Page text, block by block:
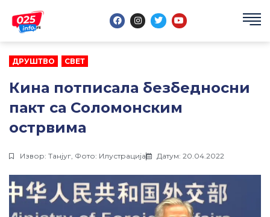
садржај
F
a
e
I
n
t
m
T
w
t
Y
o
t
ДРУШТВО СВЕТ
Кина потписала безбедносни
пакт са Соломонским
острвима
Извор: Tанјуг, Фото: Илустрација Датум: 20.04.2022